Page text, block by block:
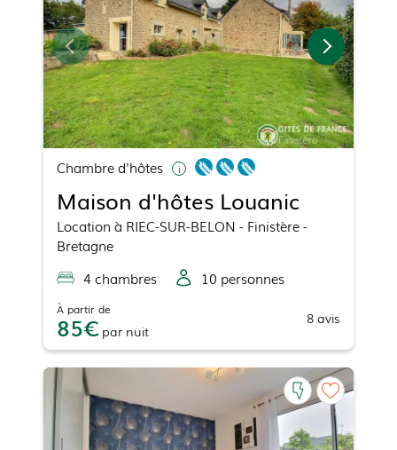
Chambre d'hôtes
Maison d'hôtes Louanic
Location à RIEC-SUR-BELON - Finistère -
Bretagne
4chambres 10 personnes
À partir de
85 par nuit
8 avis